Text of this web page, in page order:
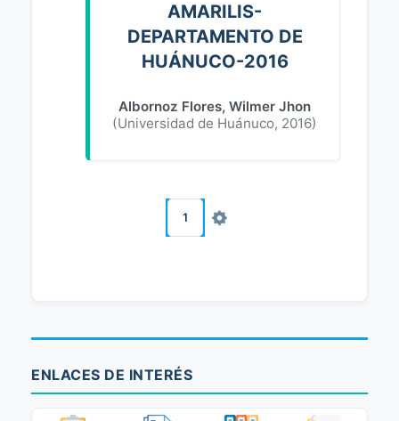
AMARILIS-
DEPARTAMENTO DE
HUÁNUCO-2016
Albornoz Flores, Wilmer Jhon
(Universidad de Huánuco, 2016)
1
ENLACES DE INTERÉS